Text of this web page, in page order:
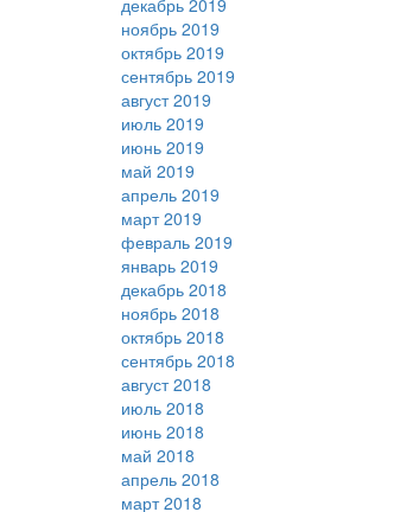
декабрь 2019
ноябрь 2019
октябрь 2019
сентябрь 2019
август 2019
июль 2019
июнь 2019
май 2019
апрель 2019
март 2019
февраль 2019
январь 2019
декабрь 2018
ноябрь 2018
октябрь 2018
сентябрь 2018
август 2018
июль 2018
июнь 2018
май 2018
апрель 2018
март 2018